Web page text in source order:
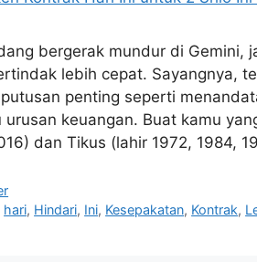
bergerak mundur di Gemini,
lebih cepat. Sayangnya,
penting seperti
keuangan. Buat kamu
dan Tikus (lahir 1972, 1984,
hari, Hindari, Ini, Kesepakatan, Kontrak,